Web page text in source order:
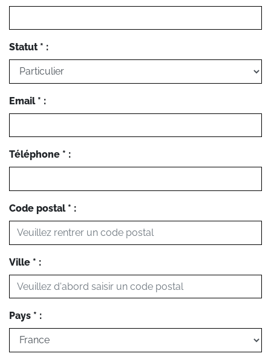
Statut * :
Email * :
Téléphone * :
Code postal * :
Ville * :
Pays * :